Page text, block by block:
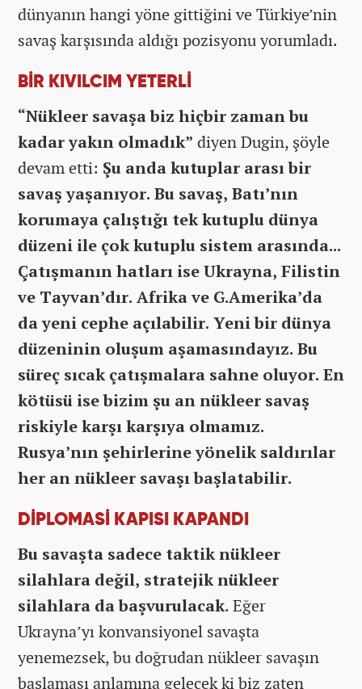
dünyanın hangi yöne gittiğini ve Türkiye’nin
savaş karşısında aldığı pozisyonu yorumladı.
BİR KIVILCIM YETERLİ
“Nükleer savaşa biz hiçbir zaman bu
kadar yakın olmadık” diyen Dugin, şöyle
devam etti: Şu anda kutuplar arası bir
savaş yaşanıyor. Bu savaş, Batı’nın
korumaya çalıştığı tek kutuplu dünya
düzeni ile çok kutuplu sistem arasında...
Çatışmanın hatları ise Ukrayna, Filistin
ve Tayvan’dır. Afrika ve G.Amerika’da
da yeni cephe açılabilir. Yeni bir dünya
düzeninin oluşum aşamasındayız. Bu
süreç sıcak çatışmalara sahne oluyor. En
kötüsü ise bizim şu an nükleer savaş
riskiyle karşı karşıya olmamız.
Rusya’nın şehirlerine yönelik saldırılar
her an nükleer savaşı başlatabilir.
DİPLOMASİ KAPISI KAPANDI
Bu savaşta sadece taktik nükleer
silahlara değil, stratejik nükleer
silahlara da başvurulacak. Eğer
Ukrayna’yı konvansiyonel savaşta
yenemezsek, bu doğrudan nükleer savaşın
başlaması anlamına gelecek ki biz zaten